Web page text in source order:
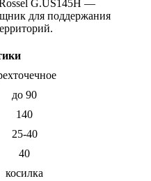
Rossel G.US145H —
для поддержания
до 90
140
25-40
40
косилка